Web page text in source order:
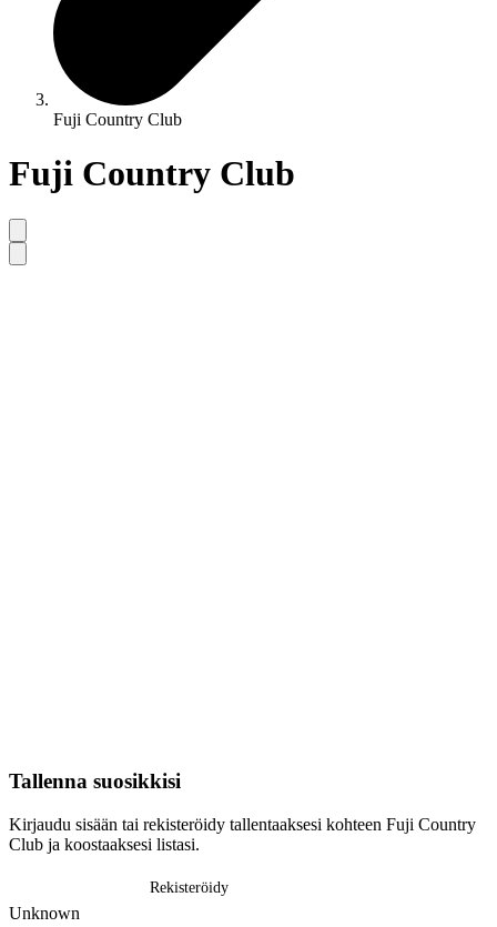
Fuji Country Club
Fuji Country Club
Tallenna suosikkisi
Kirjaudu sisään tai rekisteröidy tallentaaksesi kohteen Fuji Country
Club ja koostaaksesi listasi.
Rekisteröidy
Unknown